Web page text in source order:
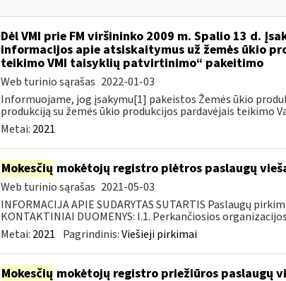
Dėl VMI prie FM viršininko 2009 m. Spalio 13 d.
informacijos apie atsiskaitymus už žemės ūkio
teikimo VMI taisyklių patvirtinimo“ pakeitimo
Web turinio sąrašas 2022-01-03
Informuojame, jog įsakymu[1] pakeistos Žemės ūkio
produkciją su žemės ūkio produkcijos pardavėjais teikimo
Metai: 2021
Mokesčių mokėtojų registro plėtros paslaugų
Web turinio sąrašas 2021-05-03
INFORMACIJA APIE SUDARYTAS SUTARTIS Paslaugų
KONTAKTINIAI DUOMENYS: I.1. Perkančiosios
Metai: 2021 Pagrindinis:Viešieji pirkimai
Mokesčių mokėtojų registro priežiūros paslaugų